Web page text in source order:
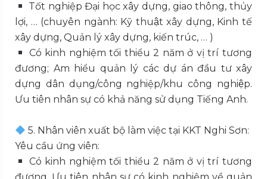
Tốt nghiệp Đại học xây dựng, giao thông, thủy
lợi, … (chuyên ngành: Kỹ thuật xây dựng, Kinh tế
xây dựng, Quản lý xây dựng, kiến trúc, … )
Có kinh nghiệm tối thiểu 2 năm ở vị trí tương
đương; Am hiểu quản lý các dự án đầu tư xây
dựng dân dụng/công nghiệp/khu công nghiệp.
Ưu tiên nhân sự có khả năng sử dụng Tiếng Anh.
5. Nhân viên xuất bộ làm việc tại KKT Nghi Sơn:
Yêu cầu ứng viên:
Có kinh nghiệm tối thiểu 2 năm ở vị trí tương